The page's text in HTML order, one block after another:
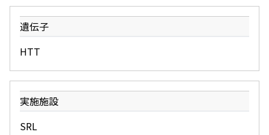
遺伝子
HTT
実施施設
SRL